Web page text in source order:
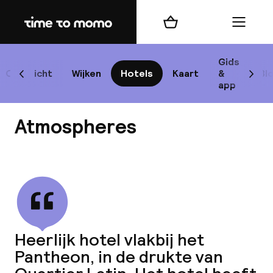
Home
Overzicht Wijken Hotels Kaart
Gids
&
app
Scroll naar links
Winkelmand Menu
Atmospheres
Heerlijk hotel vlakbij het
Pantheon, in de drukte van